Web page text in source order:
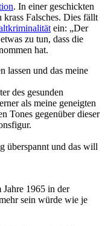
. In einer geschickten
krass Falsches. Dies fällt
ein: „Der
zu tun, dass die
hat.
lassen und das meine
des gesunden
als meine geneigten
Tones gegenüber dieser
überspannt und das will
Jahre 1965 in der
sein würde wie je